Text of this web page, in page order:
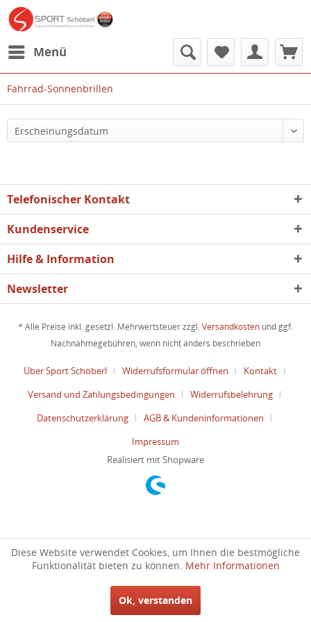
Menü
Fahrrad-Sonnenbrillen
Telefonischer Kontakt
Kundenservice
Hilfe & Information
Newsletter
* Alle Preise inkl. gesetzl. Mehrwertsteuer zzgl. Versandkosten und ggf.
Nachnahmegebühren, wenn nicht anders beschrieben
Über Sport Schöberl Widerrufsformular öffnen
Kontakt
Versand und Zahlungsbedingungen
Widerrufsbelehrung
Datenschutzerklärung
AGB & Kundeninformationen
Impressum
Realisiert mit Shopware
Diese Website verwendet Cookies, um Ihnen die bestmögliche
Funktionalität bieten zu können. Mehr Informationen
Ok, verstanden